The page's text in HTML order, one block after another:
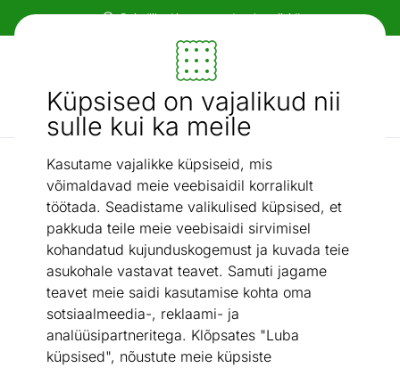
Küpsised on vajalikud nii
sulle kui ka meile
Kasutame vajalikke küpsiseid, mis
võimaldavad meie veebisaidil korralikult
töötada. Seadistame valikulised küpsised, et
pakkuda teile meie veebisaidi sirvimisel
kohandatud kujunduskogemust ja kuvada teie
asukohale vastavat teavet. Samuti jagame
teavet meie saidi kasutamise kohta oma
sotsiaalmeedia-, reklaami- ja
analüüsipartneritega. Klõpsates "Luba
küpsised", nõustute meie küpsiste
Paindlikud ja mugavad makseviisid!
Mööbel ja sisustus - ON24
Otsi...
AI otsing
Potid / Kastrul Ballarini Cortina Granitium Ø 18 cm